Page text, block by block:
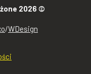
2026 ©
/WDesign